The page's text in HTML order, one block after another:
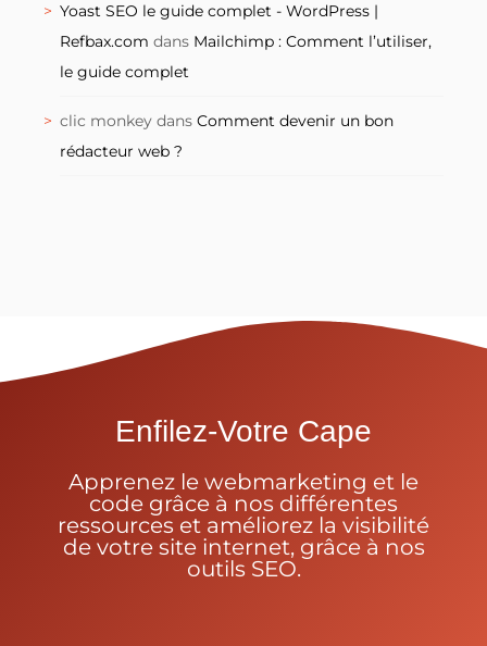
Yoast SEO le guide complet - WordPress |
Refbax.com dans Mailchimp : Comment l’utiliser,
le guide complet
clic monkey dans Comment devenir un bon
rédacteur web ?
Enfilez-Votre Cape
Apprenez le webmarketing et le
code grâce à nos différentes
ressources et améliorez la visibilité
de votre site internet, grâce à nos
outils SEO.